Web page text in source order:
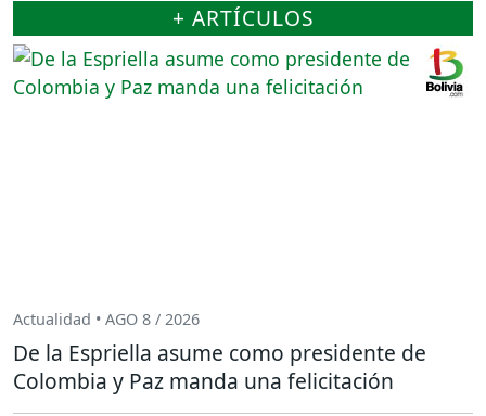
+ ARTÍCULOS
Actualidad • AGO 8 / 2026
De la Espriella asume como presidente de
Colombia y Paz manda una felicitación